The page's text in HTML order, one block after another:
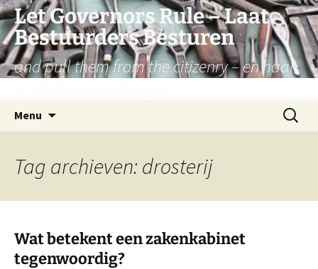
Let Governors Rule – Laat
Bestuurders Besturen
and pull them from the citizenry – en haal
Menu
inhoud
Zoeken
naar:
Tag archieven: drosterij
Wat betekent een zakenkabinet
tegenwoordig?